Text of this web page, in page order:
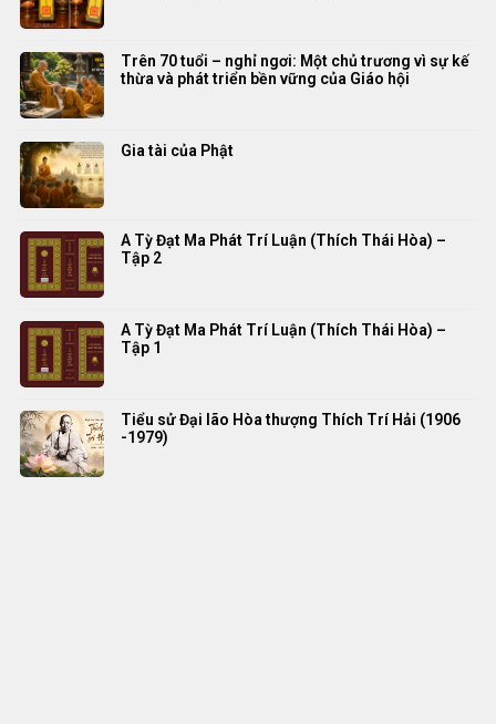
Trên 70 tuổi – nghỉ ngơi: Một chủ trương vì sự kế
thừa và phát triển bền vững của Giáo hội
Gia tài của Phật
A Tỳ Đạt Ma Phát Trí Luận (Thích Thái Hòa) –
Tập 2
A Tỳ Đạt Ma Phát Trí Luận (Thích Thái Hòa) –
Tập 1
Tiểu sử Đại lão Hòa thượng Thích Trí Hải (1906
-1979)